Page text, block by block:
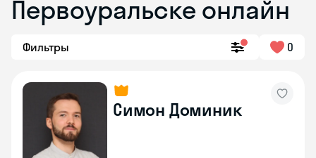
Первоуральске онлайн
Фильтры 0
Симон Доминик